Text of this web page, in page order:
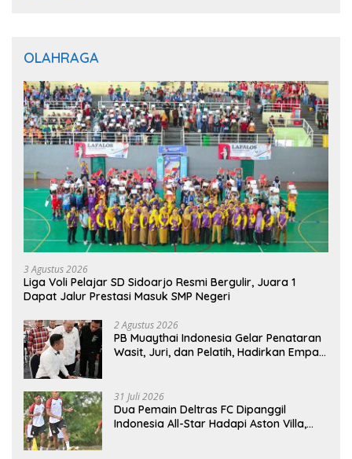
OLAHRAGA
3 Agustus 2026
Liga Voli Pelajar SD Sidoarjo Resmi Bergulir, Juara 1
Dapat Jalur Prestasi Masuk SMP Negeri
2 Agustus 2026
PB Muaythai Indonesia Gelar Penataran
Wasit, Juri, dan Pelatih, Hadirkan Empat
31 Juli 2026
Dua Pemain Deltras FC Dipanggil
Indonesia All-Star Hadapi Aston Villa,